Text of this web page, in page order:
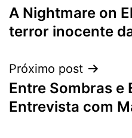
de
A Nightmare on
terror inocente
Próximo post
Entre Sombras e
Entrevista com